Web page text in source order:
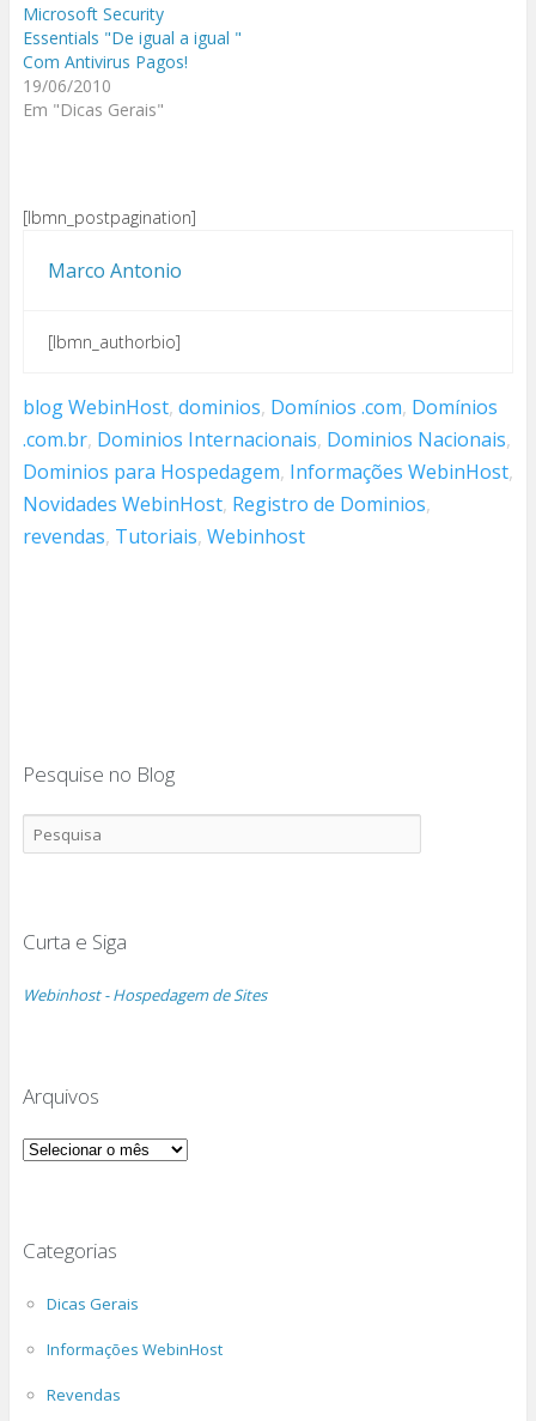
Microsoft Security
Essentials "De igual a igual "
Com Antivirus Pagos!
19/06/2010
Em "Dicas Gerais"
[lbmn_postpagination]
Marco Antonio
[lbmn_authorbio]
blog WebinHost, dominios, Domínios .com, Domínios
.com.br, Dominios Internacionais, Dominios Nacionais,
Dominios para Hospedagem, Informações WebinHost,
Novidades WebinHost, Registro de Dominios,
revendas, Tutoriais, Webinhost
Pesquise no Blog
Curta e Siga
Webinhost - Hospedagem de Sites
Arquivos
Arquivos
Categorias
Dicas Gerais
Informações WebinHost
Revendas